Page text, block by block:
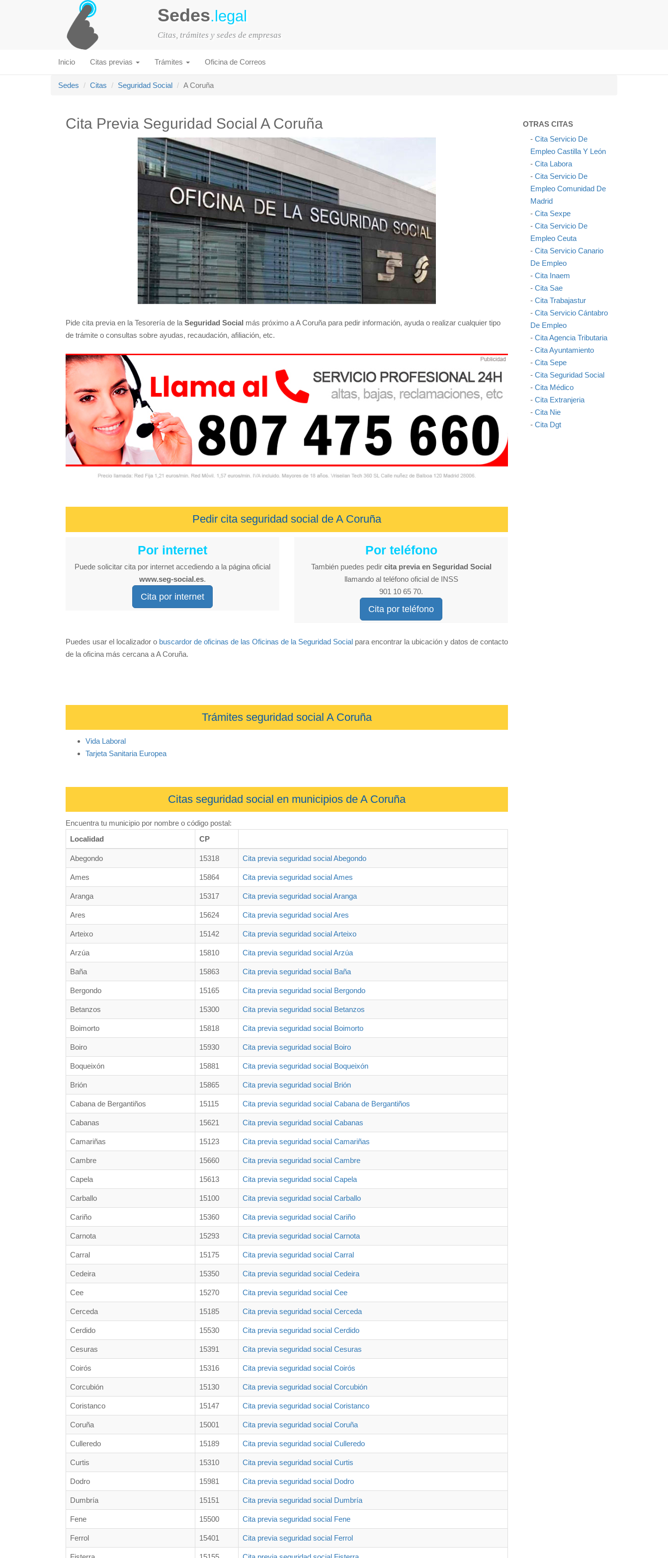
Sedes.legal
Citas, trámites y sedes de empresas
Inicio Citas previas Trámites Oficina de Correos
Sedes Citas Seguridad Social A Coruña
Cita Previa Seguridad Social A Coruña
Pide cita previa en la Tesorería de la Seguridad Social más próximo a A Coruña para pedir información, ayuda o realizar cualquier tipo
de trámite o consultas sobre ayudas, recaudación, afiliación, etc.
Pedir cita seguridad social de A Coruña
Por internet
Puede solicitar cita por internet accediendo a la página oficial
www.seg-social.es.
Cita por internet
Por teléfono
También puedes pedir cita previa en Seguridad Social
llamando al teléfono oficial de INSS
901 10 65 70.
Cita por teléfono
Puedes usar el localizador o buscardor de oficinas de las Oficinas de la Seguridad Social para encontrar la ubicación y datos de contacto
de la oficina más cercana a A Coruña.
Trámites seguridad social A Coruña
Vida Laboral
Tarjeta Sanitaria Europea
Citas seguridad social en municipios de A Coruña
Encuentra tu municipio por nombre o código postal:
Localidad
CP
Abegondo 15318 Cita previa seguridad social Abegondo
Ames 15864 Cita previa seguridad social Ames
Aranga 15317 Cita previa seguridad social Aranga
Ares 15624 Cita previa seguridad social Ares
Arteixo 15142 Cita previa seguridad social Arteixo
Arzúa 15810 Cita previa seguridad social Arzúa
Baña 15863 Cita previa seguridad social Baña
Bergondo 15165 Cita previa seguridad social Bergondo
Betanzos 15300 Cita previa seguridad social Betanzos
Boimorto 15818 Cita previa seguridad social Boimorto
Boiro 15930 Cita previa seguridad social Boiro
Boqueixón 15881 Cita previa seguridad social Boqueixón
Brión 15865 Cita previa seguridad social Brión
Cabana de Bergantiños 15115 Cita previa seguridad social Cabana de Bergantiños
Cabanas 15621 Cita previa seguridad social Cabanas
Camariñas 15123 Cita previa seguridad social Camariñas
Cambre 15660 Cita previa seguridad social Cambre
Capela 15613 Cita previa seguridad social Capela
Carballo 15100 Cita previa seguridad social Carballo
Cariño 15360 Cita previa seguridad social Cariño
Carnota 15293 Cita previa seguridad social Carnota
Carral 15175 Cita previa seguridad social Carral
Cedeira 15350 Cita previa seguridad social Cedeira
Cee 15270 Cita previa seguridad social Cee
Cerceda 15185 Cita previa seguridad social Cerceda
Cerdido 15530 Cita previa seguridad social Cerdido
Cesuras 15391 Cita previa seguridad social Cesuras
Coirós 15316 Cita previa seguridad social Coirós
Corcubión 15130 Cita previa seguridad social Corcubión
Coristanco 15147 Cita previa seguridad social Coristanco
Coruña 15001 Cita previa seguridad social Coruña
Culleredo 15189 Cita previa seguridad social Culleredo
Curtis 15310 Cita previa seguridad social Curtis
Dodro 15981 Cita previa seguridad social Dodro
Dumbría 15151 Cita previa seguridad social Dumbría
Fene 15500 Cita previa seguridad social Fene
Ferrol 15401 Cita previa seguridad social Ferrol
OTRAS CITAS
- Cita Servicio De
Empleo Castilla Y León
- Cita Labora
- Cita Servicio De
Empleo Comunidad De
Madrid
- Cita Sexpe
- Cita Servicio De
Empleo Ceuta
- Cita Servicio Canario
De Empleo
- Cita Inaem
- Cita Sae
- Cita Trabajastur
- Cita Servicio Cántabro
De Empleo
- Cita Agencia Tributaria
- Cita Ayuntamiento
- Cita Sepe
- Cita Seguridad Social
- Cita Médico
- Cita Extranjeria
- Cita Nie
- Cita Dgt